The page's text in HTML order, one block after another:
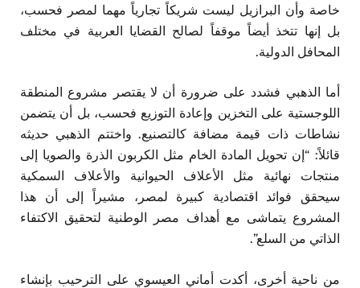
خاصة وأن البرازيل ليست شريكاً تجارياً مهما لمصر فحسب،
بل إنها تتخذ أيضاً موقفاً لصالح القضايا العربية في مختلف
المحافل الدولية.
أما الذهبي فشدد على ضرورة أن لا يقتصر مشروع المنطقة
اللوجستية على التخزين وإعادة التوزيع فحسب، بل أن يتضمن
نشاطات ذات قيمة مضافة كالتصنيع. واختتم الذهبي حديثه
قائلاً: “إن تحويل المادة الخام مثل الكربون الذرة والصويا إلى
منتجات نهائية مثل الأعلاف الحيوانية والأعلاف السمكية
سيحقق فوائد اقتصادية كبيرة لمصر، مشيراً إلى أن هذا
المشروع يتماشى مع أهداف مصر الوطنية لتحقيق الاكتفاء
الذاتي من السلع”.
من ناحية أخرى، أكدت أماني العيسوي على الترحيب بإنشاء